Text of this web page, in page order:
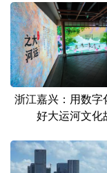
陕西
新疆
多语种频道
English
Русский
浙江嘉兴：用数字
好大运河文化